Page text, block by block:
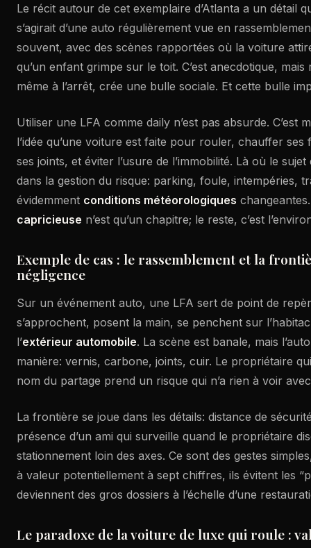
Le récit autour de cet exemplaire d’Atlanta a un détail
s’agirait d’une auto régulièrement vue en
souvent, avec des scènes rapportées où la voiture
qu’un enfant grimpe sur le toit. C’est anecdotique,
même à l’arrêt, crée une bulle sociale. Et cette bulle
Utiliser une LFA comme daily n’est pas absurde. C’est
l’idée qu’une voiture est faite pour rouler, chauffer
ses joints, et éviter l’usure de l’immobilité. Là où le sujet
dans la gestion du risque: parking, foule, intempéries,
évidemment conditions météorologiques
capricieuse n’est qu’un chapitre; le reste, c’est
Exemple de cas : le rassemblement et la
négligence
Sur un événement auto, une LFA sert de point de
s’approchent, posent la main, se penchent sur
l’extérieur automobile. La scène est banale, mais
manière: vernis, carbone, joints, cuir. Le propriétaire
nom du partage prend un risque qui n’a rien à voir
La frontière se joue dans les détails: distance de
présence d’un ami qui surveille quand le propriétaire
stationnement loin des axes. Ce sont des gestes
à valeur potentiellement à sept chiffres, ils évitent les
deviennent des gros dossiers à l’échelle d’une
Le paradoxe de la voiture de luxe qui roule :